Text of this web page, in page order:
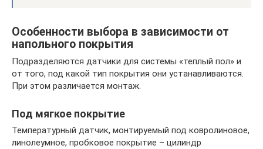
Особенности выбора в зависимости от
напольного покрытия
Подразделяются датчики для системы «теплый пол» и
от того, под какой тип покрытия они устанавливаются.
При этом различается монтаж.
Под мягкое покрытие
Температурный датчик, монтируемый под ковролиновое,
линолеумное, пробковое покрытие – цилиндр